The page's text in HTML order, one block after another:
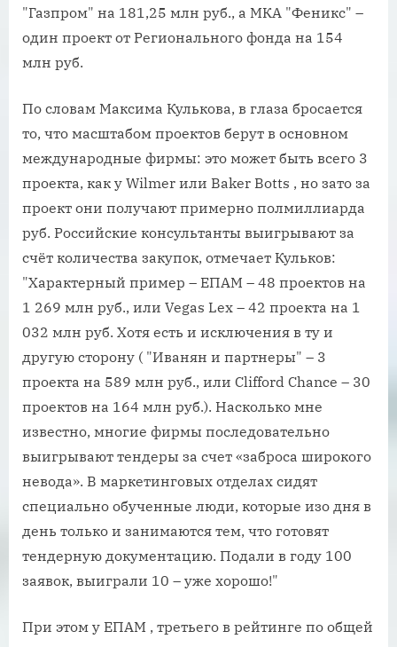
"Газпром" на 181,25 млн руб., а МКА "Феникс" –
один проект от Регионального фонда на 154
млн руб.
По словам Максима Кулькова, в глаза бросается
то, что масштабом проектов берут в основном
международные фирмы: это может быть всего 3
проекта, как у Wilmer или Baker Botts , но зато за
проект они получают примерно полмиллиарда
руб. Российские консультанты выигрывают за
счёт количества закупок, отмечает Кульков:
"Характерный пример – ЕПАМ – 48 проектов на
1 269 млн руб., или Vegas Lex – 42 проекта на 1
032 млн руб. Хотя есть и исключения в ту и
другую сторону ( "Иванян и партнеры" – 3
проекта на 589 млн руб., или Clifford Chance – 30
проектов на 164 млн руб.). Насколько мне
известно, многие фирмы последовательно
выигрывают тендеры за счет «заброса широкого
невода». В маркетинговых отделах сидят
специально обученные люди, которые изо дня в
день только и занимаются тем, что готовят
тендерную документацию. Подали в году 100
заявок, выиграли 10 – уже хорошо!"
При этом у ЕПАМ , третьего в рейтинге по общей